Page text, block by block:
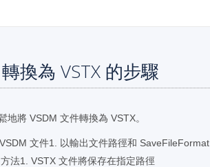
換為 VSTX 的步驟
將 VSDM 文件轉換為 VSTX。
文件1. 以輸出文件路徑和 SaveFileFormat
法1. VSTX 文件將保存在指定路徑